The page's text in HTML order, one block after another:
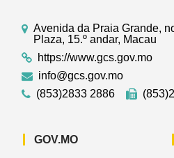
Avenida da Praia Grande,
Plaza, 15.º andar, Macau
https://www.gcs.gov.mo
info@gcs.gov.mo
(853)2833 2886
GOV.MO